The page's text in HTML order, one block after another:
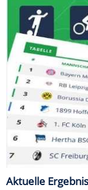
Aktuelle